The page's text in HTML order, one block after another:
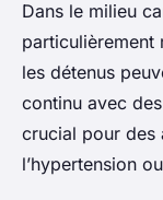
Dans le milieu
particulièrement
les détenus
continu avec
crucial pour des
l’hypertension